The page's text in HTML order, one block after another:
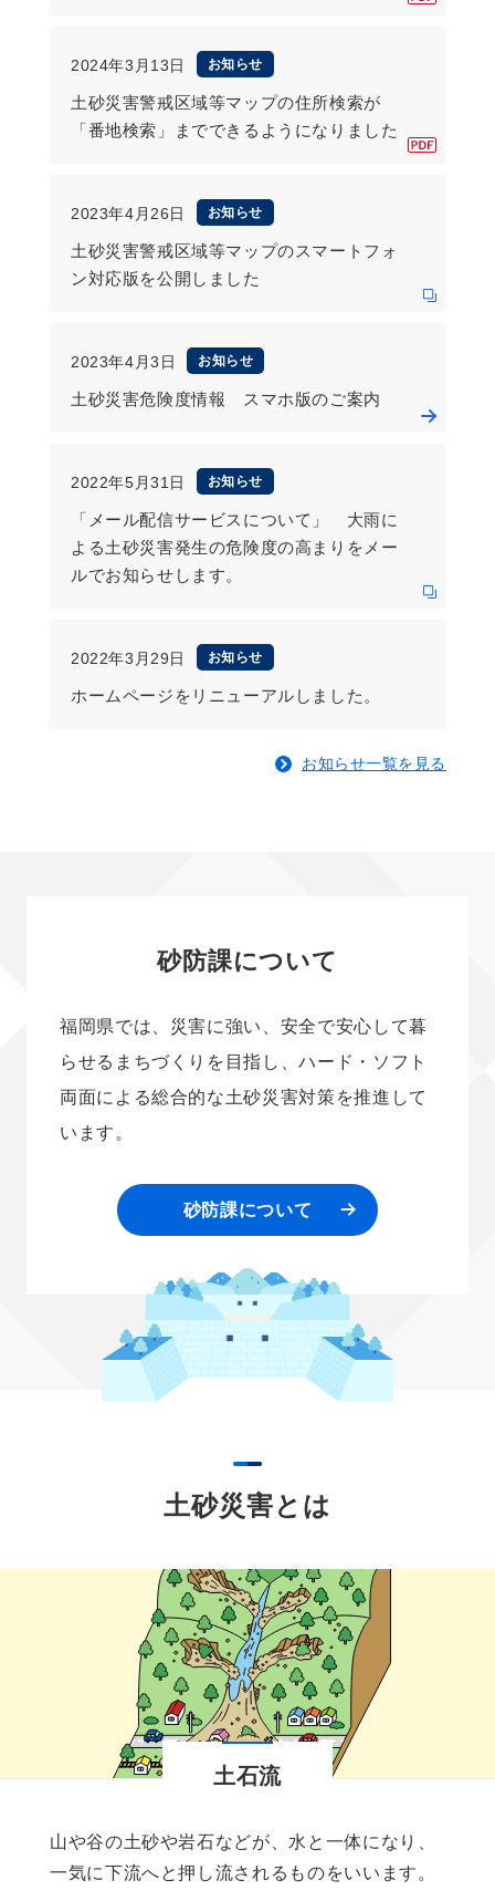
2024年3月13日 お知らせ
土砂災害警戒区域等マップの住所検索が
「番地検索」までできるようになりました
2023年4月26日 お知らせ
土砂災害警戒区域等マップのスマートフォ
ン対応版を公開しました
2023年4月3日 お知らせ
土砂災害危険度情報 スマホ版のご案内
2022年5月31日 お知らせ
「メール配信サービスについて」 大雨に
よる土砂災害発生の危険度の高まりをメー
ルでお知らせします。
2022年3月29日 お知らせ
ホームページをリニューアルしました。
お知らせ一覧を見る
砂防課について
福岡県では、災害に強い、安全で安心して暮
らせるまちづくりを目指し、ハード・ソフト
両面による総合的な土砂災害対策を推進して
います。
砂防課について
土砂災害とは
土石流
山や谷の土砂や岩石などが、水と一体になり、
一気に下流へと押し流されるものをいいます。